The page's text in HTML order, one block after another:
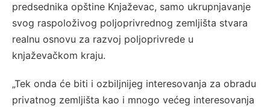
predsednika opštine Knjaževac, samo ukrupnjavanje
svog raspoloživog poljoprivrednog zemljišta stvara
realnu osnovu za razvoj poljoprivrede u
knjaževačkom kraju.
„Tek onda će biti i ozbiljnijeg interesovanja za obradu
privatnog zemljišta kao i mnogo većeg interesovanja